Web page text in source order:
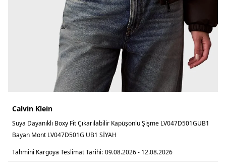
Calvin Klein
Suya Dayanıklı Boxy Fit Çıkarılabilir Kapüşonlu Şişme LV047D501GUB1
Bayan Mont LV047D501G UB1 SİYAH
Tahmini Kargoya Teslimat Tarihi: 09.08.2026 - 12.08.2026